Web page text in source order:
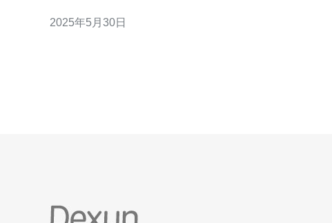
成为许多人心目中的购物首选。 在虾皮台湾站店群，
2025年5月30日